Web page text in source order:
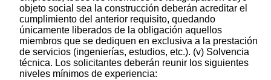
objeto social sea la construcción deberán acreditar el
cumplimiento del anterior requisito, quedando
únicamente liberados de la obligación aquellos
miembros que se dediquen en exclusiva a la prestación
de servicios (ingenierías, estudios, etc.). (v) Solvencia
técnica. Los solicitantes deberán reunir los siguientes
niveles mínimos de experiencia: